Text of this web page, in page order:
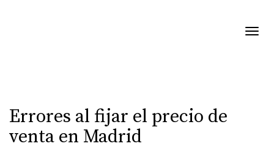
Errores al fijar el precio de
venta en Madrid